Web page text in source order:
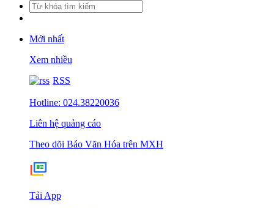
Mới nhất
Xem nhiều
RSS
Hotline: 024.38220036
Liên hệ quảng cáo
Theo dõi Báo Văn Hóa trên MXH
Tải App